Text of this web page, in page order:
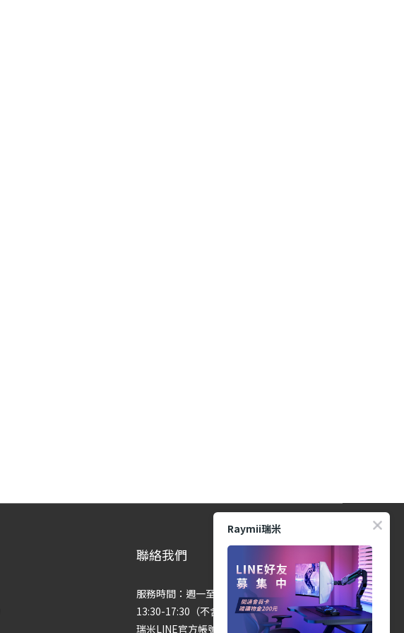
聯絡我們
服務時間：週一至週五 9:00-12:00、
13:30-17:30（不含國定假日）
瑞米LINE官方帳號：@raymii
Raymii瑞米